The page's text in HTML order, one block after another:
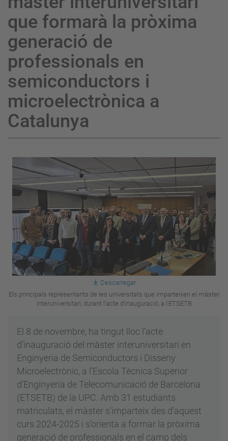
que formarà la pròxima
generació de
professionals en
semiconductors i
microelectrònica a
Catalunya
Descarregar
Els principals representants de les universitats que imparteixen el màster
interuniversitari, durant l'acte d'inauguració, a l'ETSETB
El 8 de novembre, ha tingut lloc l’acte
d’inauguració del màster interuniversitari en
Enginyeria de Semiconductors i Disseny
Microelectrònic, a l’Escola Tècnica Superior
d’Enginyeria de Telecomunicació de Barcelona
(ETSETB) de la UPC. Amb 31 estudiants
matriculats, el màster s’imparteix des d’aquest
curs 2024-2025 i s’orienta a formar la pròxima
generació de professionals en el camp dels